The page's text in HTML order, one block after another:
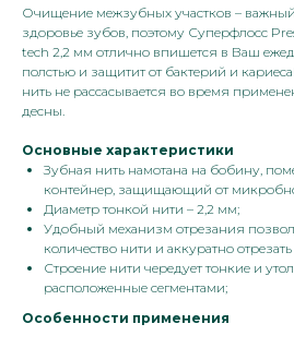
Очищение межзубных участков – важный
здоровье зубов, поэтому Суперфлосс
tech 2,2 мм отлично впишется в Ваш
полстью и защитит от бактерий и
нить не рассасывается во время
десны.
Основные характеристики
Зубная нить намотана на бобину,
контейнер, защищающий от
Диаметр тонкой нити – 2,2 мм;
Удобный механизм отрезания
количество нити и аккуратно отрезать
Строение нити чередует тонкие и
расположенные сегментами;
Особенности применения